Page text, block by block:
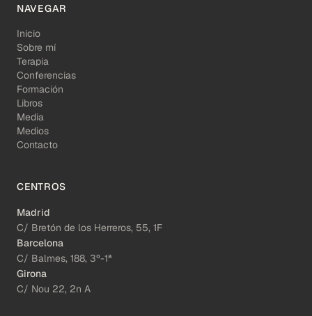
NAVEGAR
Inicio
Sobre mí
Terapia
Conferencias
Formación
Libros
Media
Medios
Contacto
CENTROS
Madrid
C/ Bretón de los Herreros, 55, 1F
Barcelona
C/ Balmes, 188, 3º-1ª
Girona
C/ Nou 22, 2n A